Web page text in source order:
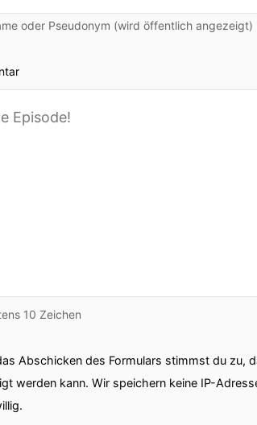
oder Pseudonym (wird öffentlich angezeigt)
10 Zeichen
Abschicken des Formulars stimmst du zu,
werden kann. Wir speichern keine IP-